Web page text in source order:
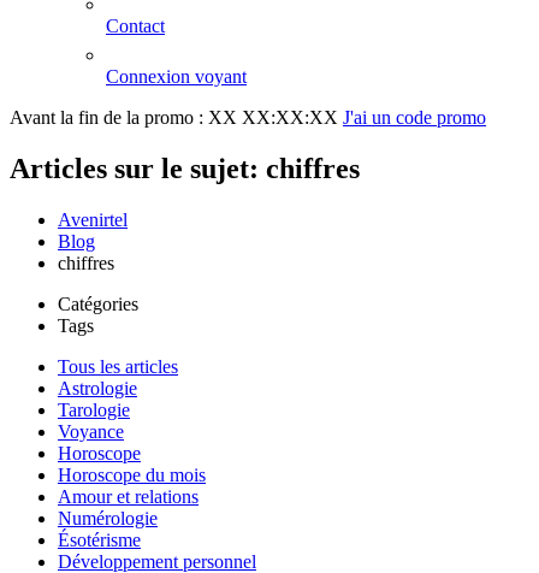
Contact
Connexion voyant
Avant la fin de la promo : XX XX:XX:XX J'ai un code promo
Articles sur le sujet: chiffres
Avenirtel
Blog
chiffres
Catégories
Tags
Tous les articles
Astrologie
Tarologie
Voyance
Horoscope
Horoscope du mois
Amour et relations
Numérologie
Ésotérisme
Développement personnel